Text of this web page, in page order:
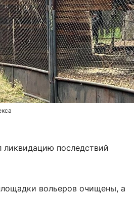
последствий
вольеров очищены, а